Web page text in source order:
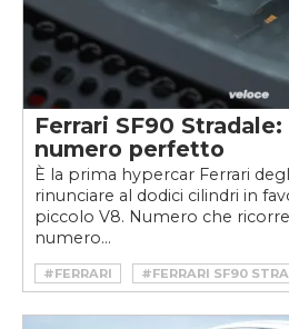
Ferrari SF90
numero perfetto
È la prima hypercar Ferrari
rinunciare al dodici cilindri in
piccolo V8. Numero che
numero...
#FERRARI
#FERRARI SF90
#HYBRID
#HYPERCAR
#SUPERCAR
#TURBO #V8